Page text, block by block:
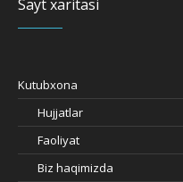
Sayt xaritasi
Kutubxona
Hujjatlar
Faoliyat
Biz haqimizda